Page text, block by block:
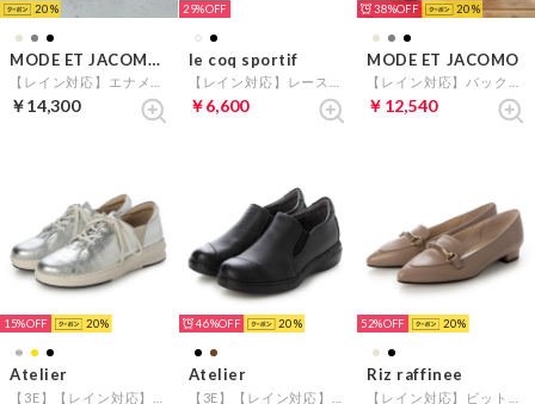
20
MODE ET JACOMO carino
￥14,300
29%
le coq sportif
￥6,600
38% 20
MODE ET JACOMO
￥12,540
15% 20
Atelier
46% 20
Atelier
52% 20
Riz raffinee